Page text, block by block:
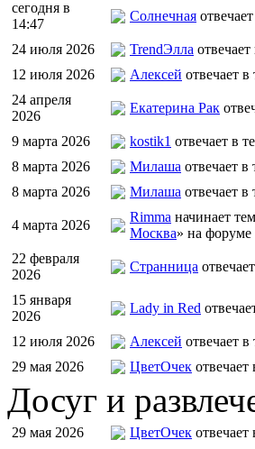
сегодня в
14:47
Солнечная
24 июля 2026 TrendЭлла
12 июля 2026
Алексей отвечает в
24 апреля
2026
Екатерина Рак
9 марта 2026 kostik1 отвечает в
8 марта 2026
Милаша отвечает в
8 марта 2026
Милаша отвечает в
4 марта 2026
Rimma начинает
Москва» на форуме
22 февраля
2026
Странница
15 января
2026
Lady in Red
12 июля 2026 Алексей отвечает в
29 мая 2026
ЦветOчек отвечает
Досуг и
29 мая 2026 ЦветOчек отвечает